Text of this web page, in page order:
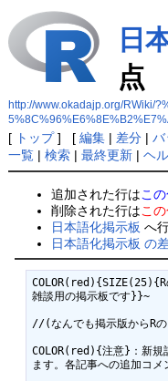
日
点
http://www.okadajp.org/RWiki/
[ トップ] [ 編集| 差分| バ
一覧| 検索| 最終更新| ヘ
追加された行はこ
削除された行はこ
日本語化掲示板 へ
日本語化掲示板 の
COLOR(red){SIZE(25){R
雑談用の掲示板です}}~
//(なんでも掲示版からR
COLOR(red){注意}：新規
ます。各記事への追加コメ